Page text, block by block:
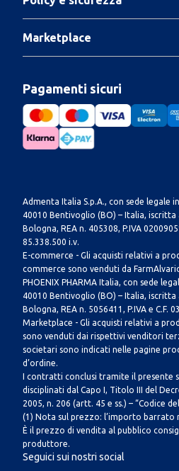
Marketplace
Pagamenti sicuri
Admenta Italia S.p.A., con sede legale
40010 Bentivoglio (BO) – Italia, iscritta
Bologna, REA n. 405308, P.IVA
85.338.500 i.v.
E-commerce - Gli acquisti relativi a
commerce sono venduti da
PHOENIX PHARMA Italia, con sede
40010 Bentivoglio (BO) – Italia, iscritta
Bologna, REA n. 5056411, P.IVA e C.F.
Marketplace - Gli acquisti relativi a
sono venduti dai rispettivi venditori
societari sono indicati nelle pagine
d’ordine.
I contratti conclusi tramite il presente
disciplinati dal Capo I, Titolo III del
2005, n. 206 (artt. 45 e ss.) – “Codice
(1) Nota sul prezzo: l’importo barrato
È il prezzo di vendita al pubblico
produttore.
Seguici sui nostri social